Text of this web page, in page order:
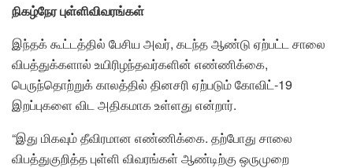
நிகழ்நேர புள்ளிவிவரங்கள்
இந்தக் கூட்டத்தில் பேசிய அவர், கடந்த ஆண்டு ஏற்பட்ட சாலை
விபத்துக்களால் உயிரிழந்தவர்களின் எண்ணிக்கை,
பெருந்தொற்றுக் காலத்தில் தினசரி ஏற்படும் கோவிட்-19
இறப்புகளை விட அதிகமாக உள்ளது என்றார்.
“இது மிகவும் தீவிரமான எண்ணிக்கை. தற்போது சாலை
விபத்துகுறித்த புள்ளி விவரங்கள் ஆண்டிற்கு ஒருமுறை